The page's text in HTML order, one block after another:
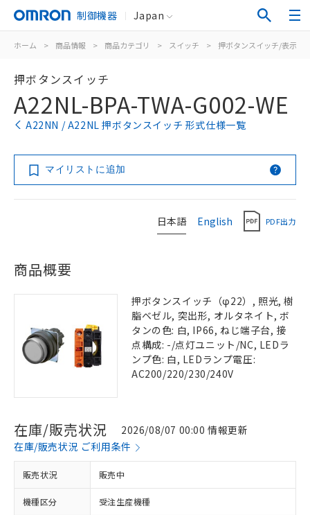
制御機器 Japan
ホーム > 商品情報 > 商品カテゴリ > スイッチ > 押ボタンスイッチ/表示灯
押ボタンスイッチ
A22NL-BPA-TWA-G002-WE
A22NN / A22NL 押ボタンスイッチ 形式仕様一覧
マイリストに追加
日本語 English PDF出力
商品概要
押ボタンスイッチ（φ22）, 照光, 樹
脂ベゼル, 突出形, オルタネイト, ボ
タンの色: 白, IP66, ねじ端子台, 接
点構成: -/点灯ユニット/NC, LEDラ
ンプ色: 白, LEDランプ電圧:
AC200/220/230/240V
在庫/販売状況
2026/08/07 00:00 情報更新
在庫/販売状況 ご利用条件
販売状況 販売中
機種区分 受注生産機種